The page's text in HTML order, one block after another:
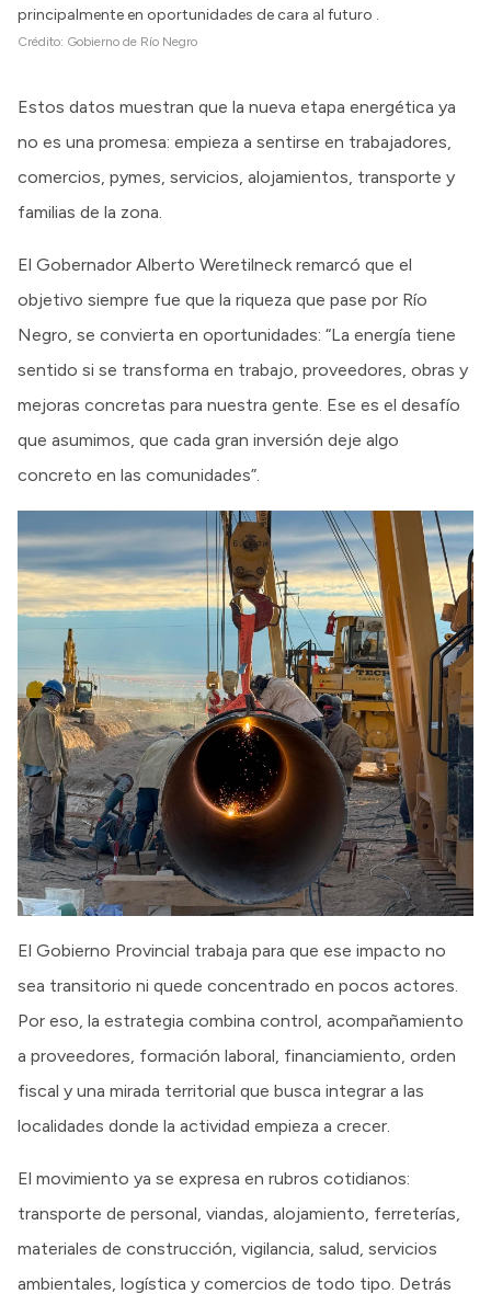
principalmente en oportunidades de cara al futuro .
Crédito: Gobierno de Río Negro
Estos datos muestran que la nueva etapa energética ya
no es una promesa: empieza a sentirse en trabajadores,
comercios, pymes, servicios, alojamientos, transporte y
familias de la zona.
El Gobernador Alberto Weretilneck remarcó que el
objetivo siempre fue que la riqueza que pase por Río
Negro, se convierta en oportunidades: “La energía tiene
sentido si se transforma en trabajo, proveedores, obras y
mejoras concretas para nuestra gente. Ese es el desafío
que asumimos, que cada gran inversión deje algo
concreto en las comunidades”.
El Gobierno Provincial trabaja para que ese impacto no
sea transitorio ni quede concentrado en pocos actores.
Por eso, la estrategia combina control, acompañamiento
a proveedores, formación laboral, financiamiento, orden
fiscal y una mirada territorial que busca integrar a las
localidades donde la actividad empieza a crecer.
El movimiento ya se expresa en rubros cotidianos:
transporte de personal, viandas, alojamiento, ferreterías,
materiales de construcción, vigilancia, salud, servicios
ambientales, logística y comercios de todo tipo. Detrás